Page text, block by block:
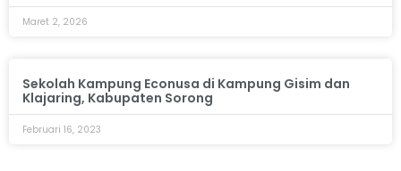
Maret 2, 2026
Sekolah Kampung Econusa di Kampung Gisim dan
Klajaring, Kabupaten Sorong
Februari 16, 2023